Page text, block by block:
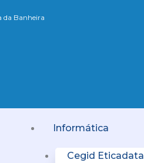
da Banheira
Informática
Cegid Eticadata
Menu